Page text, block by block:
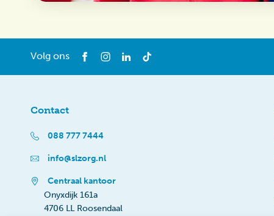
Volg ons
Contact
088 777 7444
info@slzorg.nl
Centraal kantoor
Onyxdijk 161a
4706 LL Roosendaal